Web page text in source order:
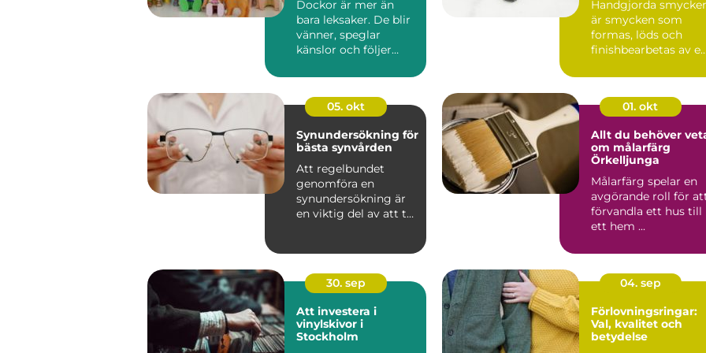
Dockor är mer än
bara leksaker. De blir
vänner, speglar
känslor och följer
utveckli...
Handgjorda
är smycken som
formas, löds och
finishbearbetas av
05. okt
Synundersökning för
bästa synvården
Att regelbundet
genomföra en
synundersökning är
en viktig del av att ta
01. okt
Allt du behöver
om målarfärg
Örkelljunga
Målarfärg spelar en
avgörande roll för
förvandla ett hus till
ett hem ...
30. sep
Att investera i
vinylskivor i
Stockholm
04. sep
Förlovningsringar:
Val, kvalitet och
betydelse